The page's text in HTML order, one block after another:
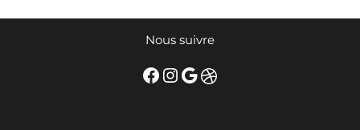
Nous suivre
Facebook
Instagram
Google
Dribbble